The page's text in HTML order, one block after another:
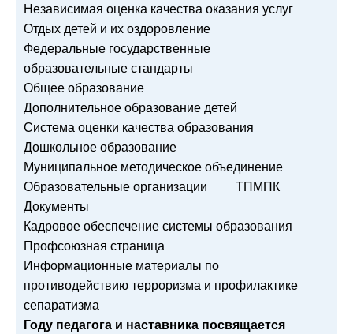
Независимая оценка качества оказания услуг
Отдых детей и их оздоровление
Федеральные государственные
образовательные стандарты
Общее образование
Дополнительное образование детей
Система оценки качества образования
Дошкольное образование
Муниципальное методическое объединение
Образовательные организации
ТПМПК
Документы
Кадровое обеспечение системы образования
Профсоюзная страница
Информационные материалы по
противодействию терроризма и профилактике
сепаратизма
Году педагога и наставника посвящается